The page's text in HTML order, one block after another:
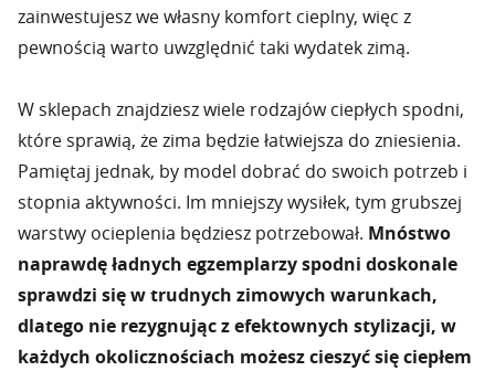
zainwestujesz we własny komfort cieplny, więc z
pewnością warto uwzględnić taki wydatek zimą.
W sklepach znajdziesz wiele rodzajów ciepłych spodni,
które sprawią, że zima będzie łatwiejsza do zniesienia.
Pamiętaj jednak, by model dobrać do swoich potrzeb i
stopnia aktywności. Im mniejszy wysiłek, tym grubszej
warstwy ocieplenia będziesz potrzebował. Mnóstwo
naprawdę ładnych egzemplarzy spodni doskonale
sprawdzi się w trudnych zimowych warunkach,
dlatego nie rezygnując z efektownych stylizacji, w
każdych okolicznościach możesz cieszyć się ciepłem